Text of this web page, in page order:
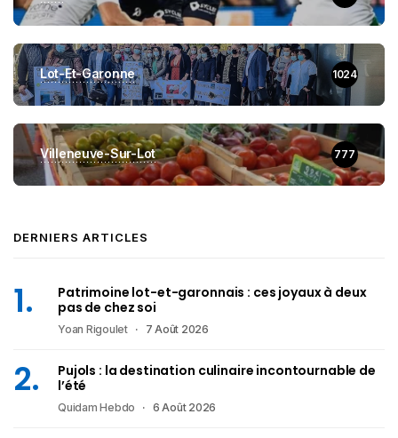
Lot-Et-Garonne 1024
Villeneuve-Sur-Lot 777
DERNIERS ARTICLES
Patrimoine lot-et-garonnais : ces joyaux à deux
pas de chez soi
Yoan Rigoulet 7 Août 2026
Pujols : la destination culinaire incontournable de
l’été
Quidam Hebdo 6 Août 2026